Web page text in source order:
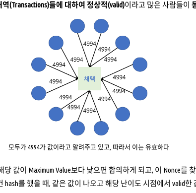
(Transactions)들에 대하여 정상적(valid)이라고 많은 사람들이
모두가 4994가 값이라고 알려주고 있고, 따라서 이는 유효하다.
값이 Maximum Value보다 낮으면 합의하게 되고, 이 Nonce를
hash를 했을 때, 같은 값이 나오고 해당 난이도 시점에서 valid